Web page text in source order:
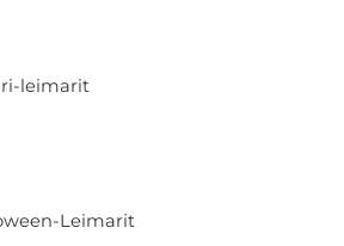
leimarit
Leimarit